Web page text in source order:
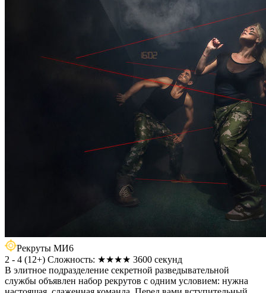
Рекруты МИ6
2 - 4 (12+) Сложность: ★★★★ 3600 секунд
В элитное подразделение секретной разведывательной
службы объявлен набор рекрутов с одним условием: нужна